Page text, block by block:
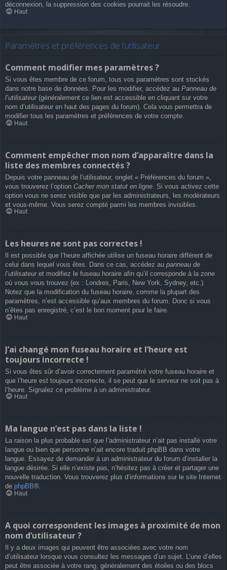
déconnexion, la suppression des cookies pourrait les résoudre.
Haut
Paramètres et préférences de l’utilisateur
Comment modifier mes paramètres ?
Si vous êtes membre de ce forum, tous vos paramètres sont stockés
dans notre base de données. Pour les modifier, accédez au Panneau de
l’utilisateur(généralement ce lien est accessible en cliquant sur votre
nom d’utilisateur en haut des pages du forum). Cela vous permettra de
modifier tous les paramètres et préférences de votre compte.
Haut
Comment empêcher mon nom d’apparaître dans la
liste des membres connectés ?
Depuis votre panneau de l’utilisateur, onglet « Préférences du forum »,
vous trouverez l’option Cacher mon statut en ligne . Si vous activez cette
option vous ne serez visible que par les administrateurs, les modérateurs
et vous-même. Vous serez compté parmi les membres invisibles.
Haut
Les heures ne sont pas correctes !
Il est possible que l’heure affichée utilise un fuseau horaire différent de
celui dans lequel vous êtes. Dans ce cas, accédez au panneau de
l’utilisateuret modifiez le fuseau horaire afin qu’il corresponde à la zone
où vous vous trouvez (ex : Londres, Paris, New York, Sydney, etc.).
Notez que la modification du fuseau horaire, comme la plupart des
paramètres, n’est accessible qu’aux membres du forum. Donc si vous
n’êtes pas enregistré, c’est le bon moment pour le faire.
Haut
J’ai changé mon fuseau horaire et l’heure est
toujours incorrecte !
Si vous êtes sûr d’avoir correctement paramétré votre fuseau horaire et
que l’heure est toujours incorrecte, il se peut que le serveur ne soit pas à
l’heure. Signalez ce problème à un administrateur.
Haut
Ma langue n’est pas dans la liste !
La raison la plus probable est que l’administrateur n’ait pas installé votre
langue ou bien que personne n’ait encore traduit phpBB dans votre
langue. Essayez de demander à un administrateur du forum d’installer la
langue désirée. Si elle n’existe pas, n’hésitez pas à créer et partager une
nouvelle traduction. Vous trouverez plus d’informations sur le site Internet
de phpBB®.
Haut
A quoi correspondent les images à proximité de mon
nom d’utilisateur ?
Il y a deux images qui peuvent être associées avec votre nom
d’utilisateur lorsque vous consultez les messages d’un sujet. L’une d’elles
peut être associée à votre rang, généralement des étoiles ou des blocs